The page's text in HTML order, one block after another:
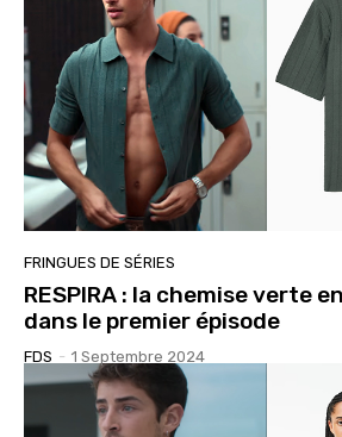
FRINGUES DE SÉRIES
RESPIRA : la chemise verte
dans le premier épisode
FDS - 1 Septembre 2024